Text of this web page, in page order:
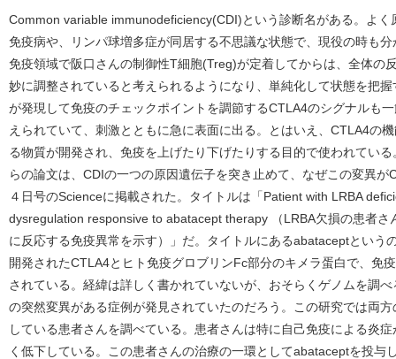
Common variable immunodeficiency(CDI)という診断名がある。よ
免疫病や、リンパ球増多症が同居する不思議な状態で、現役の時も
免疫領域で阪口さんの制御性T細胞(Treg)が定着してからは、全体の
妙に調整されていると考えられるようになり、単純化して状態を把
が発現して免疫のチェックポイントを調節するCTLA4のシグナルも
えられていて、刺激とともに急に表面に出る。とはいえ、CTLA4の
る物質が開発され、免疫を上げたり下げたりする目的で使われてい
らの論文は、CDIの一つの原因遺伝子を突き止めて、なぜこの変異
４日号のScienceに掲載された。タイトルは「Patient with LRBA
dysregulation responsive to abatacept therapy （LRBA欠損の患者
に反応する免疫異常を示す）」だ。タイトルにあるabataceptという
開発されたCTLA4とヒト免疫グロブリンFc部分のキメラ蛋白で、免
されている。経緯は詳しく書かれていないが、おそらくゲノムを調
の突然変異がある症例が発見されていたのだろう。この研究では両
している患者さんを調べている。患者さんは特に自己免疫による炎
く低下している。この患者さんの治療の一環としてabataceptを投与